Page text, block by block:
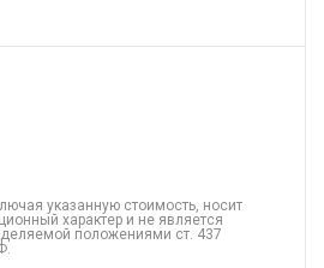
указанную стоимость, носит
характер и не является
положениями ст. 437